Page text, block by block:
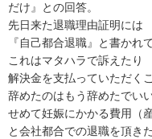
だけ』との回答。
先日来た退職理由証明には
『自己都合退職』と書かれ
これはマタハラで訴えたり
解決金を支払っていただく
辞めたのはもう辞めたでい
せめて妊娠にかかる費用（
と会社都合での退職を頂き